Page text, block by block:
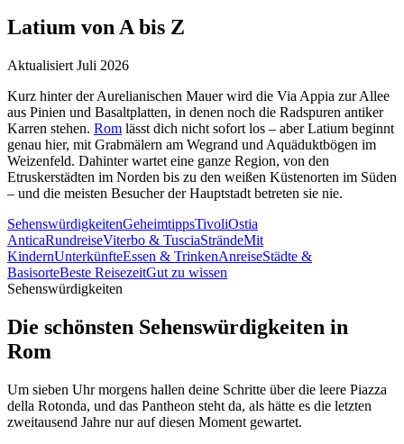
Latium von A bis Z
Aktualisiert Juli 2026
Kurz hinter der Aurelianischen Mauer wird die Via Appia zur Allee
aus Pinien und Basaltplatten, in denen noch die Radspuren antiker
Karren stehen. Rom lässt dich nicht sofort los – aber Latium beginnt
genau hier, mit Grabmälern am Wegrand und Aquäduktbögen im
Weizenfeld. Dahinter wartet eine ganze Region, von den
Etruskerstädten im Norden bis zu den weißen Küstenorten im Süden
– und die meisten Besucher der Hauptstadt betreten sie nie.
SehenswürdigkeitenGeheimtippsTivoliOstia
AnticaRundreiseViterbo & TusciaSträndeMit
KindernUnterkünfteEssen & TrinkenAnreiseStädte &
BasisorteBeste ReisezeitGut zu wissen
Sehenswürdigkeiten
Die schönsten Sehenswürdigkeiten in
Rom
Um sieben Uhr morgens hallen deine Schritte über die leere Piazza
della Rotonda, und das Pantheon steht da, als hätte es die letzten
zweitausend Jahre nur auf diesen Moment gewartet.